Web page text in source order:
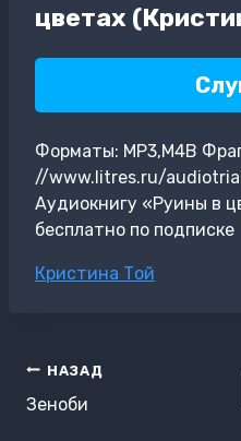
цветах
Форматы: MP3,M4B
//www.litres.ru/
Аудиокнигу «Руины в
бесплатно по подписке
Метки
Кристина Той
Навигация
по
НАЗАД
Зеноби